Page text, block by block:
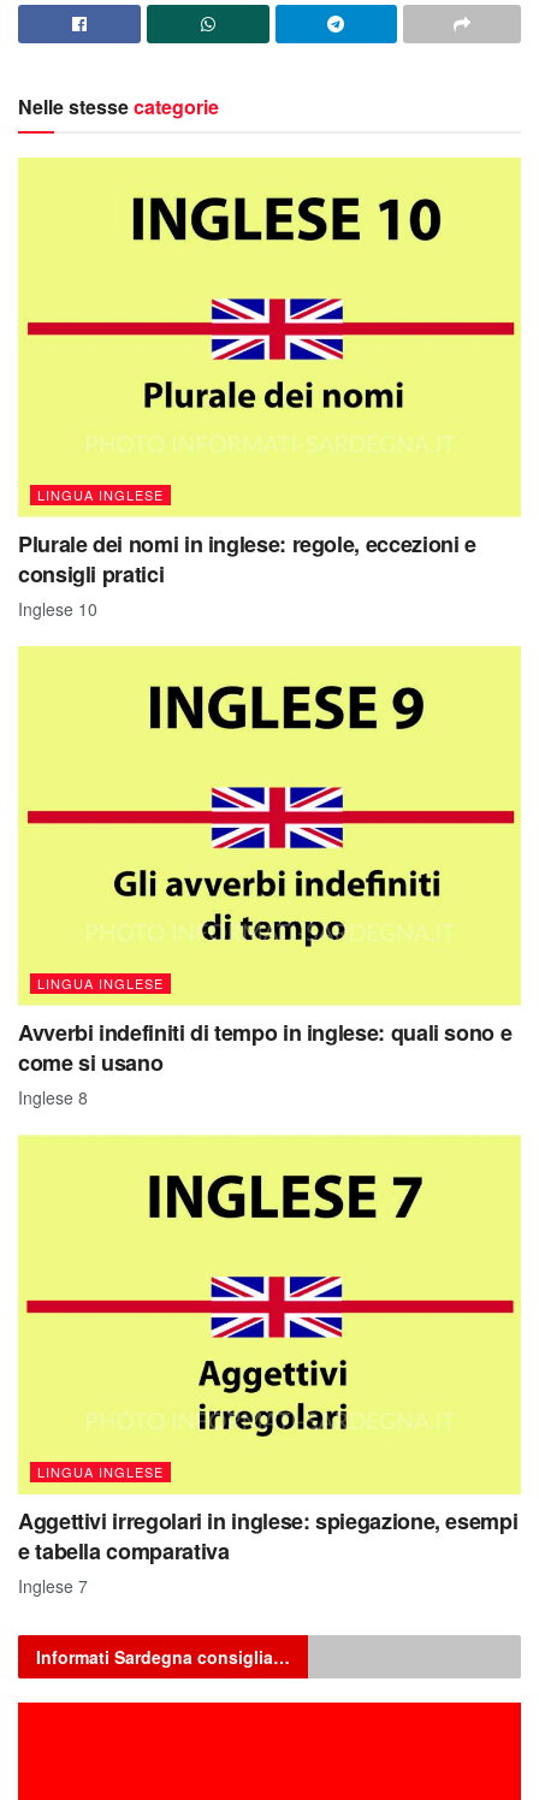
Nelle stessecategorie
LINGUA INGLESE
Plurale dei nomi in inglese: regole, eccezioni e
consigli pratici
Inglese 10
LINGUA INGLESE
Avverbi indefiniti di tempo in inglese: quali sono e
come si usano
Inglese 8
LINGUA INGLESE
Aggettivi irregolari in inglese: spiegazione, esempi
e tabella comparativa
Inglese 7
Informati Sardegna consiglia…